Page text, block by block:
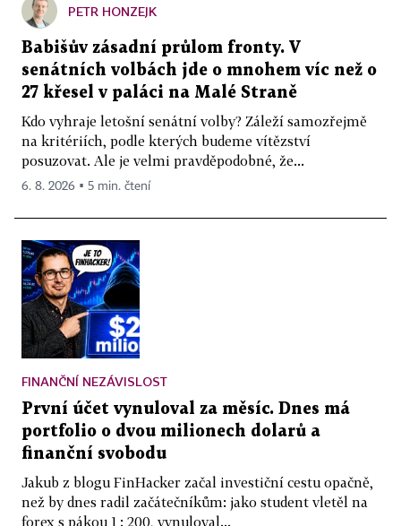
PETR HONZEJK
Babišův zásadní průlom fronty. V
senátních volbách jde o mnohem víc než o
27 křesel v paláci na Malé Straně
Kdo vyhraje letošní senátní volby? Záleží samozřejmě
na kritériích, podle kterých budeme vítězství
posuzovat. Ale je velmi pravděpodobné, že...
6. 8. 2026 ▪ 5 min. čtení
FINANČNÍ NEZÁVISLOST
První účet vynuloval za měsíc. Dnes má
portfolio o dvou milionech dolarů a
finanční svobodu
Jakub z blogu FinHacker začal investiční cestu opačně,
než by dnes radil začátečníkům: jako student vletěl na
forex s pákou 1 : 200, vynuloval...